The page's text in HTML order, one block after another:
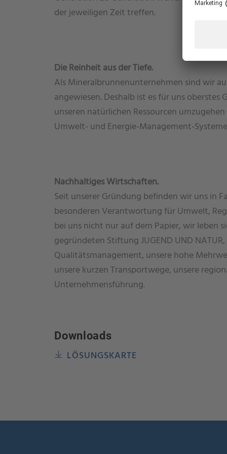
der jeweiligen Zeit treffen.
Die Reinheit aus der Tiefe.
Als Mineralbrunnenunternehmen sind wir
angewiesen. Deshalb ist es für uns
unseren natürlichen Ressourcen
Umwelt- und Energie-Management-
Nachhaltiges Wirtschaften.
Seit unserer Gründung befinden wir uns in
besonderen Verantwortung für Umwelt,
bei uns nicht nur auf dem Papier, wir leben
gegründeten Stiftung JUGEND UND
Qualitätsmanagement, unsere hohe
unsere kurzen Transportwege, unsere
Unternehmensführung.
Downloads
LÖSUNGSKARTE